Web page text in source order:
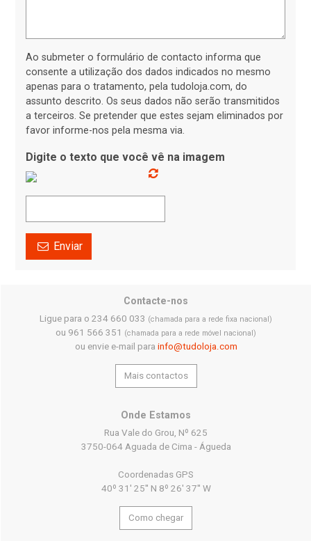
Ao submeter o formulário de contacto informa que
consente a utilização dos dados indicados no mesmo
apenas para o tratamento, pela tudoloja.com, do
assunto descrito. Os seus dados não serão transmitidos
a terceiros. Se pretender que estes sejam eliminados por
favor informe-nos pela mesma via.
Digite o texto que você vê na imagem
Enviar
Contacte-nos
Ligue para o 234 660 033 (chamada para a rede fixa nacional)
ou 961 566 351 (chamada para a rede móvel nacional)
ou envie e-mail para info@tudoloja.com
Mais contactos
Onde Estamos
Rua Vale do Grou, Nº 625
3750-064 Aguada de Cima - Águeda
Coordenadas GPS
40º 31' 25'' N 8º 26' 37'' W
Como chegar